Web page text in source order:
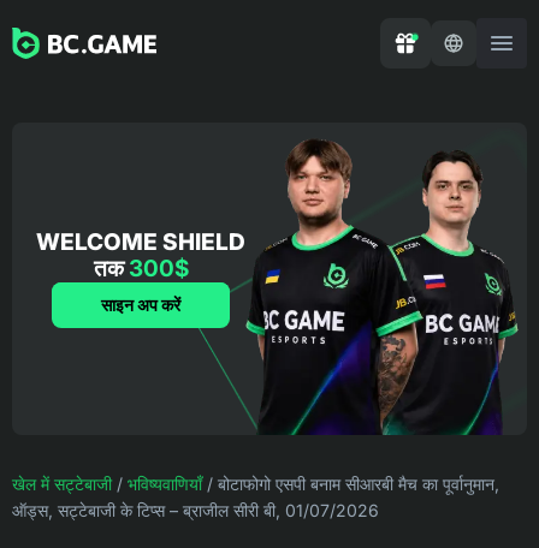
WELCOME SHIELD
तक300$
साइन अप करें
खेल में सट्टेबाजी/ भविष्यवाणियाँ/ बोटाफोगो एसपी बनाम सीआरबी मैच का पूर्वानुमान,
ऑड्स, सट्टेबाजी के टिप्स – ब्राजील सीरी बी, 01/07/2026